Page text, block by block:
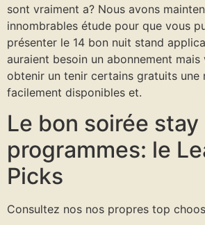
sont vraiment a? Nous avons
innombrables étude pour que vous
présenter le 14 bon nuit stand
auraient besoin un abonnement mais
obtenir un tenir certains gratuits une
facilement disponibles et.
Le bon soirée stay
programmes: le
Picks
Consultez nos nos propres top